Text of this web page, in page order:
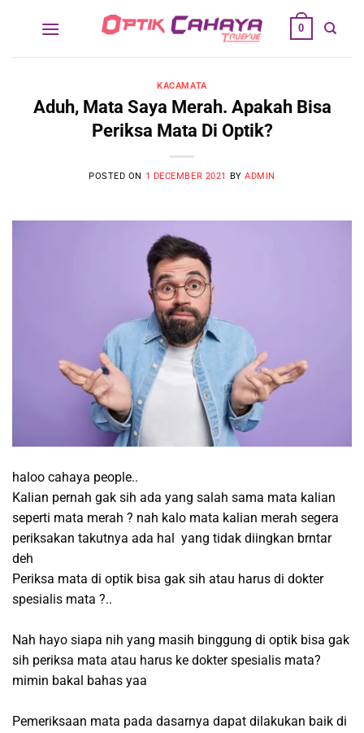
0
KACAMATA
Aduh, Mata Saya Merah. Apakah Bisa
Periksa Mata Di Optik?
POSTED ON 1 DECEMBER 2021 BYADMIN
haloo cahaya people..
Kalian pernah gak sih ada yang salah sama mata kalian
seperti mata merah ? nah kalo mata kalian merah segera
periksakan takutnya ada hal yang tidak diingkan brntar
deh
Periksa mata di optik bisa gak sih atau harus di dokter
spesialis mata ?..
Nah hayo siapa nih yang masih binggung di optik bisa gak
sih periksa mata atau harus ke dokter spesialis mata?
mimin bakal bahas yaa
Pemeriksaan mata pada dasarnya dapat dilakukan baik di